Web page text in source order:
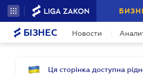
БІЗНЕС Новости
Ця сторінка доступна